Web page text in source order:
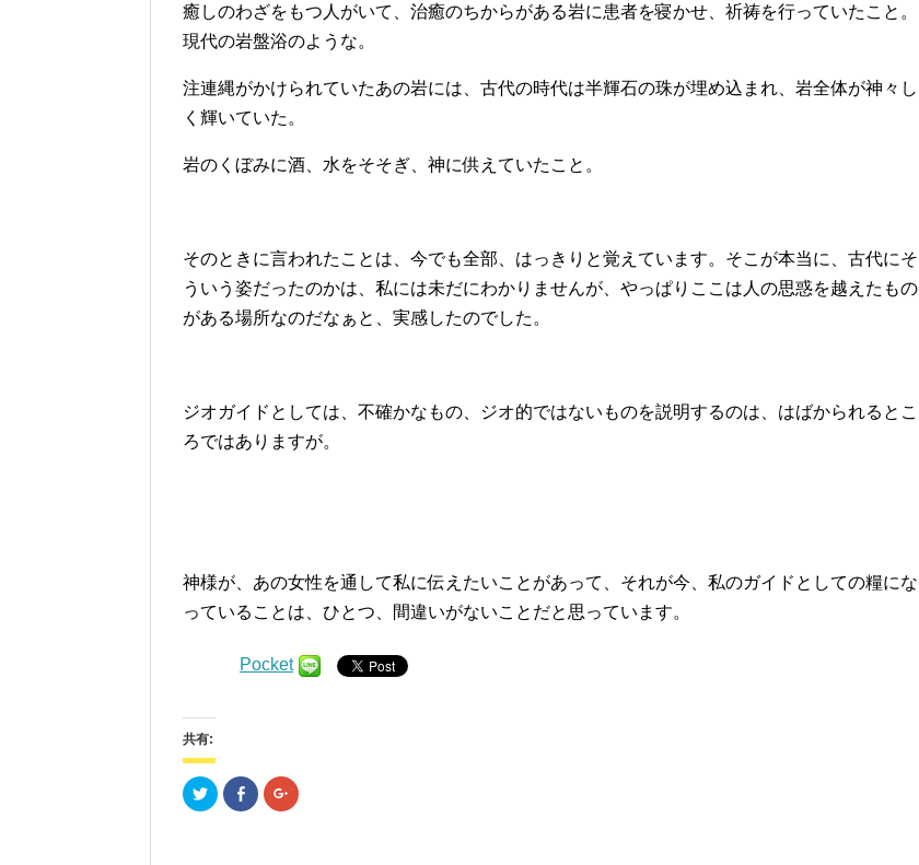
癒しのわざをもつ人がいて、治癒のちからがある岩に患者を寝かせ、祈祷を行っていたこと。
現代の岩盤浴のような。
注連縄がかけられていたあの岩には、古代の時代は半輝石の珠が埋め込まれ、岩全体が神々し
く輝いていた。
岩のくぼみに酒、水をそそぎ、神に供えていたこと。
そのときに言われたことは、今でも全部、はっきりと覚えています。そこが本当に、古代にそ
ういう姿だったのかは、私には未だにわかりませんが、やっぱりここは人の思惑を越えたもの
がある場所なのだなぁと、実感したのでした。
ジオガイドとしては、不確かなもの、ジオ的ではないものを説明するのは、はばかられるとこ
ろではありますが。
神様が、あの女性を通して私に伝えたいことがあって、それが今、私のガイドとしての糧にな
っていることは、ひとつ、間違いがないことだと思っています。
Pocket
共有:
ク
リ
Facebook
で
ク
リ